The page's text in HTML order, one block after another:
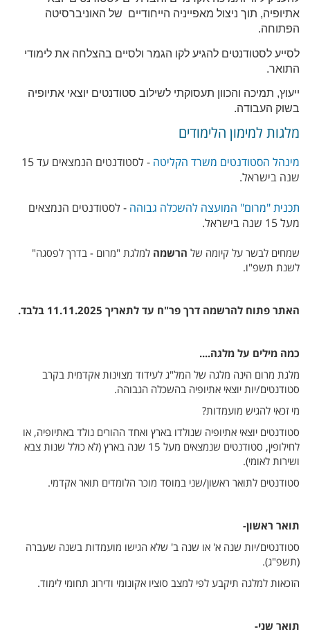
אתיופיה, תוך ניצול מאפייניה הייחודיים של האוניברסיטה
הפתוחה.
לסייע לסטודנטים להגיע לקו הגמר ולסיים בהצלחה את לימודי
התואר.
ייעוץ, תמיכה והכוון תעסוקתי לשילוב סטודנטים יוצאי אתיופיה
בשוק העבודה.
מלגות למימון הלימודים
מינהל הסטודנטים משרד הקליטה
- לסטודנטים הנמצאים עד 15
שנה בישראל.
תכנית "מרום" המועצה להשכלה גבוהה - לסטודנטים הנמצאים
מעל 15 שנה בישראל.
שמחים לבשר על קיומה של הרשמה למלגת "מרום - בדרך לפסגה"
לשנת תשפ"ו.
האתר פתוח להרשמה דרך פר"ח עד לתאריך 11.11.2025 בלבד.
כמה מילים על מלגה....
מלגת מרום הינה מלגה של המל"ג לעידוד מצוינות אקדמית בקרב
סטודנטים/יות יוצאי אתיופיה בהשכלה הגבוהה.
מי זכאי להגיש מועמדות?
סטודנטים יוצאי אתיופיה שנולדו בארץ ואחד ההורים נולד באתיופיה, או
לחילופין, סטודנטים שנמצאים מעל 15 שנה בארץ (לא כולל שנות צבא
ושירות לאומי).
סטודנטים לתואר ראשון/שני במוסד מוכר הלומדים תואר אקדמי.
תואר ראשון-
סטודנטים/יות שנה א' או שנה ב' שלא הגישו מועמדות בשנה שעברה
(תשפ"ג).
הזכאות למלגה תיקבע לפי למצב סוציו אקונומי ודירוג תחומי לימוד.
תואר שני-